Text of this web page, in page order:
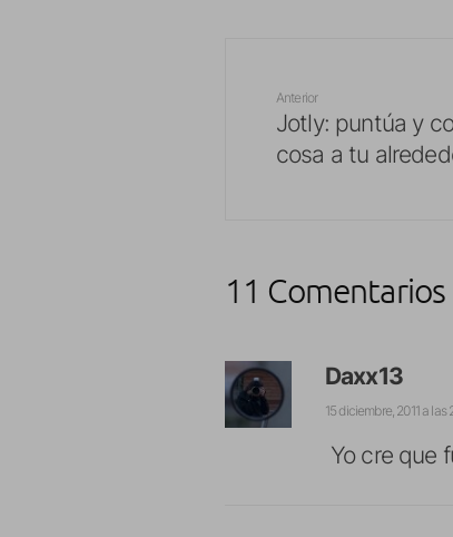
Anterior
Jotly: puntúa y
cosa a tu
11 Comentarios
Daxx13
15 diciembre, 2011 a
Yo cre que